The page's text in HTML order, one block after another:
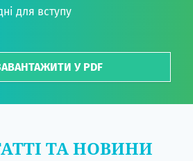
для вступу
У PDF
ТА НОВИНИ